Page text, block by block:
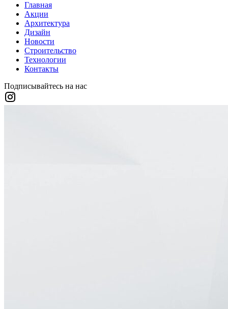
Главная
Акции
Архитектура
Дизайн
Новости
Строительство
Технологии
Контакты
Подписывайтесь на нас